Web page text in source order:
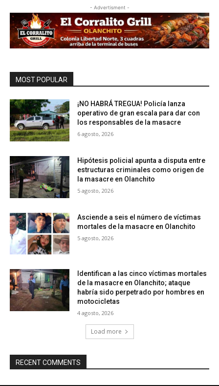
- Advertisment -
MOST POPULAR
¡NO HABRÁ TREGUA! Policía lanza
operativo de gran escala para dar con
los responsables de la masacre
6 agosto, 2026
Hipótesis policial apunta a disputa entre
estructuras criminales como origen de
la masacre en Olanchito
5 agosto, 2026
Asciende a seis el número de víctimas
mortales de la masacre en Olanchito
5 agosto, 2026
Identifican a las cinco víctimas mortales
de la masacre en Olanchito; ataque
habría sido perpetrado por hombres en
motocicletas
4 agosto, 2026
Load more
RECENT COMMENTS